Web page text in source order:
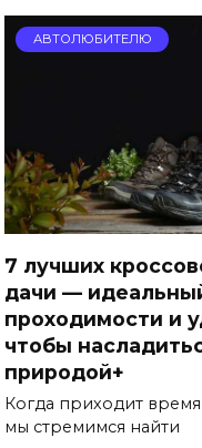
АВТОЛЮБИТЕЛЮ
7 лучших
дачи —
проходимости и
чтобы
природой+
Когда приходит
мы стремимся найти